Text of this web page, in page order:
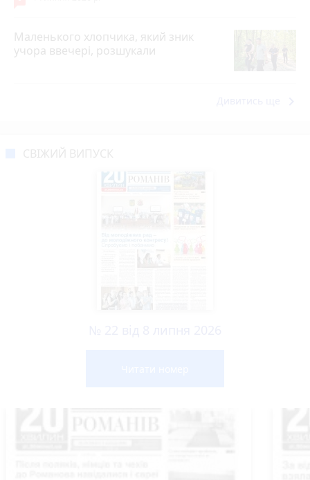
Маленького хлопчика, який зник
учора ввечері, розшукали